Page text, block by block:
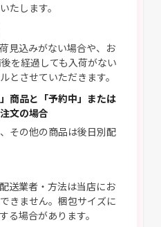
たします。
見込みがない場合や、お
を経過しても入荷がない
とさせていただきます。
商品と「予約中」または
文の場合
その他の商品は後日別配
送業者・方法は当店にお
きません。梱包サイズに
る場合があります。